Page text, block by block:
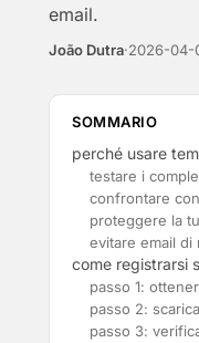
email.
João Dutra·2026-04-
SOMMARIO
perché usare
testare i
confrontare
proteggere la
evitare email di
come registrarsi
passo 1:
passo 2:
passo 3: